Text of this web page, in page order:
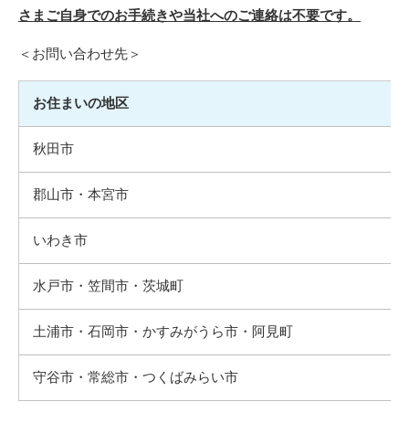
さまご自身でのお手続きや当社へのご連絡は不要です。
＜お問い合わせ先＞
お住まいの地区
秋田市
郡山市・本宮市
いわき市
水戸市・笠間市・茨城町
土浦市・石岡市・かすみがうら市・阿見町
守谷市・常総市・つくばみらい市